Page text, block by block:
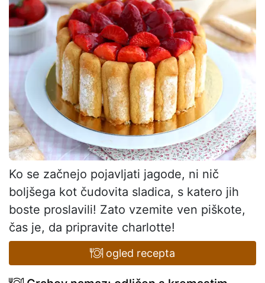
Ko se začnejo pojavljati jagode, ni nič
boljšega kot čudovita sladica, s katero jih
boste proslavili! Zato vzemite ven piškote,
čas je, da pripravite charlotte!
ogled recepta